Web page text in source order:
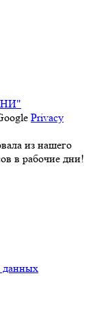
Privacy
из нашего
в рабочие дни!
данных